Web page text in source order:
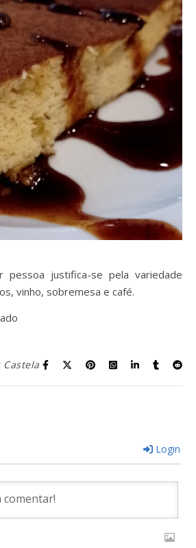
justifica-se pela variedade
vinho, sobremesa e café.
Castela
Login